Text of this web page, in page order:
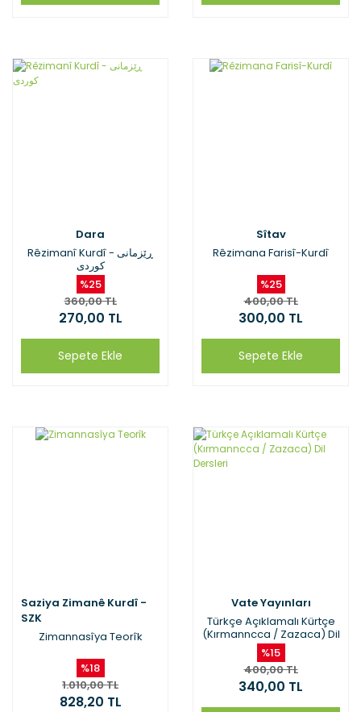
Dara
Rêzimanî Kurdî - ڕێزمانی
کوردی
%25
360,00 TL
270,00 TL
Sepete Ekle
Sîtav
Rêzimana Farisî-Kurdî
%25
400,00 TL
300,00 TL
Sepete Ekle
Saziya Zimanê Kurdî -
SZK
Zimannasîya Teorîk
%18
1.010,00 TL
828,20 TL
Vate Yayınları
Türkçe Açıklamalı Kürtçe
(Kırmanncca / Zazaca) Dil
Dersleri
%15
400,00 TL
340,00 TL